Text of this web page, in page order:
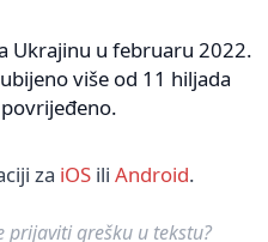
Ukrajinu u februaru 2022.
više od 11 hiljada
za iOS ili Android.
prijaviti grešku u tekstu?